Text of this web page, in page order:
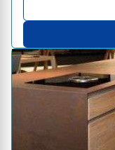
Arte Groep